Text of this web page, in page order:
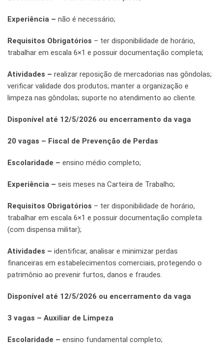
Experiência – não é necessário;
Requisitos Obrigatórios – ter disponibilidade de horário,
trabalhar em escala 6×1 e possuir documentação completa;
Atividades – realizar reposição de mercadorias nas gôndolas;
verificar validade dos produtos; manter a organização e
limpeza nas gôndolas; suporte no atendimento ao cliente.
Disponível até 12/5/2026 ou encerramento da vaga
20 vagas – Fiscal de Prevenção de Perdas
Escolaridade – ensino médio completo;
Experiência – seis meses na Carteira de Trabalho;
Requisitos Obrigatórios – ter disponibilidade de horário,
trabalhar em escala 6×1 e possuir documentação completa
(com dispensa militar);
Atividades – identificar, analisar e minimizar perdas
financeiras em estabelecimentos comerciais, protegendo o
patrimônio ao prevenir furtos, danos e fraudes.
Disponível até 12/5/2026 ou encerramento da vaga
3 vagas – Auxiliar de Limpeza
Escolaridade – ensino fundamental completo;